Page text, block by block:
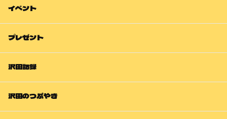
イベント
プレゼント
沢田記録
沢田のつぶやき